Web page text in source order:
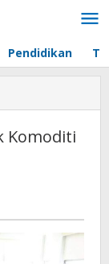
Pendidikan
Komoditi